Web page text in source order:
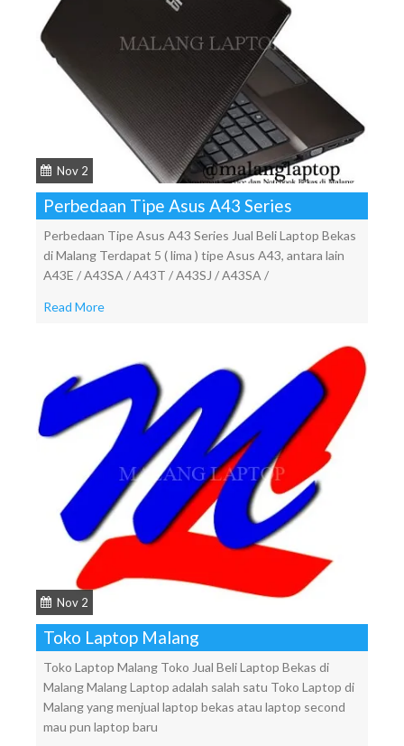
Nov 2
Perbedaan Tipe Asus A43 Series
Perbedaan Tipe Asus A43 Series Jual Beli Laptop Bekas
di Malang Terdapat 5 ( lima ) tipe Asus A43, antara lain
A43E / A43SA / A43T / A43SJ / A43SA /
Read More
Nov 2
Toko Laptop Malang
Toko Laptop Malang Toko Jual Beli Laptop Bekas di
Malang Malang Laptop adalah salah satu Toko Laptop di
Malang yang menjual laptop bekas atau laptop second
mau pun laptop baru